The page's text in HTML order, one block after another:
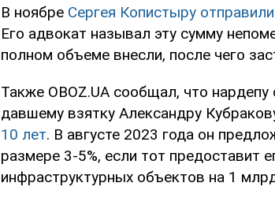
В ноябре Сергея Копистыру
Его адвокат называл эту сумму
полном объеме внесли, после чего
Также OBOZ.UA сообщал, что
давшему взятку Александру
10 лет. В августе 2023 года он
размере 3-5%, если тот предоставит
инфраструктурных объектов на 1